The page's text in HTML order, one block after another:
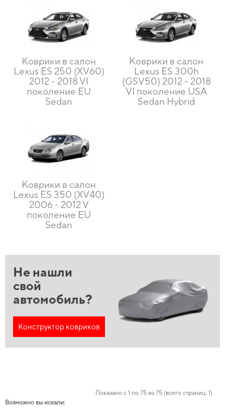
Коврики в салон
Lexus ES 250 (XV60)
2012 - 2018 VI
поколение EU
Sedan
Коврики в салон
Lexus ES 300h
(GSV50) 2012 - 2018
VI поколение USA
Sedan Hybrid
Коврики в салон
Lexus ES 350 (XV40)
2006 - 2012 V
поколение EU
Sedan
Не нашли
свой
автомобиль?
Конструктор ковриков
Показано с 1 по 75 из 75 (всего страниц: 1)
Возможно вы искали: